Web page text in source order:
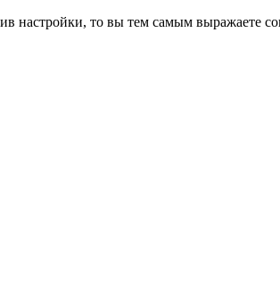
настройки, то вы тем самым выражаете